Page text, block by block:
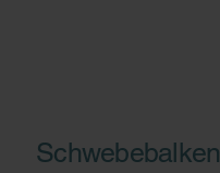
Schwebebalken